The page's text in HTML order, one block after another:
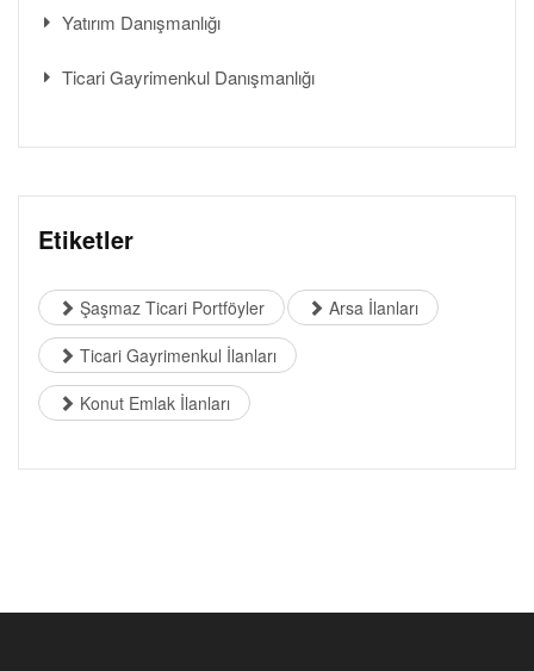
Yatırım Danışmanlığı
Ticari Gayrimenkul Danışmanlığı
Etiketler
Şaşmaz Ticari Portföyler
Arsa İlanları
Ticari Gayrimenkul İlanları
Konut Emlak İlanları